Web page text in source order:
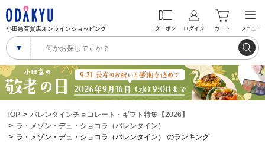
小田急百貨店オンラインショッピング クーポン ログイン カート メニュー
TOP
バレンタインチョコレート・ギフト特集【2026】
ラ・メゾン・デュ・ショコラ（バレンタイン）
ラ・メゾン・デュ・ショコラ（バレンタイン） のランキング